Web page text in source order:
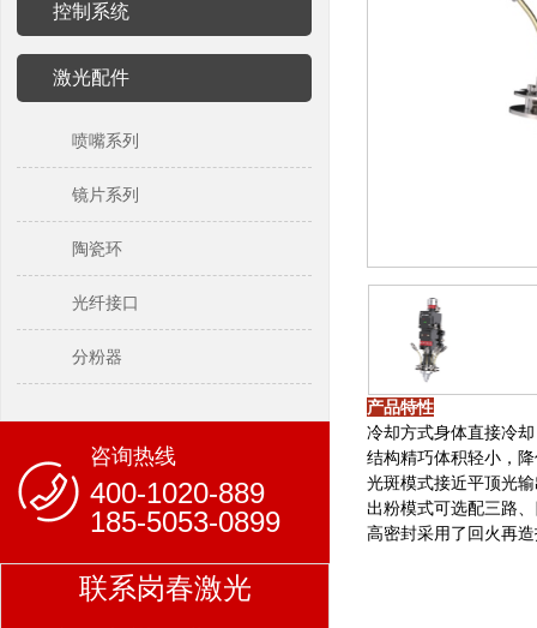
控制系统
激光配件
喷嘴系列
镜片系列
陶瓷环
光纤接口
分粉器
咨询热线
400-1020-889
185-5053-0899
联系岗春激光
产品特性
冷却方式身体直接冷
结构精巧体积轻小，
光斑模式接近平顶光
出粉模式可选配三路
高密封采用了回火再